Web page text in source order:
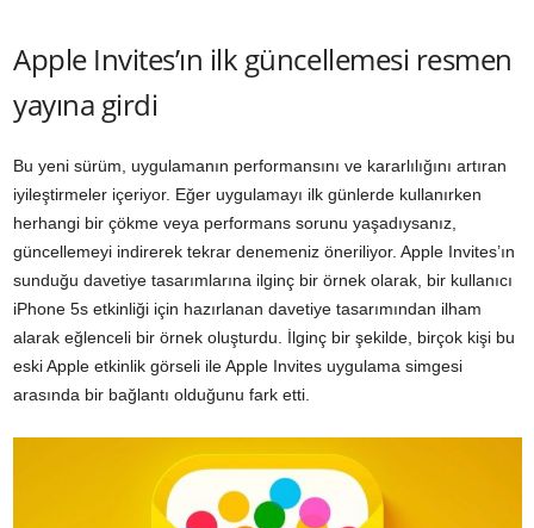
Apple Invites’ın ilk güncellemesi resmen
yayına girdi
Bu yeni sürüm, uygulamanın performansını ve kararlılığını artıran
iyileştirmeler içeriyor. Eğer uygulamayı ilk günlerde kullanırken
herhangi bir çökme veya performans sorunu yaşadıysanız,
güncellemeyi indirerek tekrar denemeniz öneriliyor. Apple Invites’ın
sunduğu davetiye tasarımlarına ilginç bir örnek olarak, bir kullanıcı
iPhone 5s etkinliği için hazırlanan davetiye tasarımından ilham
alarak eğlenceli bir örnek oluşturdu. İlginç bir şekilde, birçok kişi bu
eski Apple etkinlik görseli ile Apple Invites uygulama simgesi
arasında bir bağlantı olduğunu fark etti.